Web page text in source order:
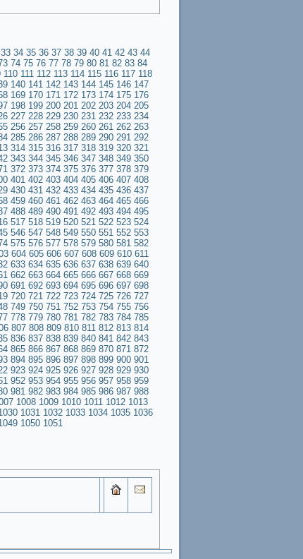
33 34 35 36 37 38 39 40 41 42 43 44
74 75 76 77 78 79 80 81 82 83 84
110 111 112 113 114 115 116 117 118
140 141 142 143 144 145 146 147
169 170 171 172 173 174 175 176
198 199 200 201 202 203 204 205
227 228 229 230 231 232 233 234
256 257 258 259 260 261 262 263
285 286 287 288 289 290 291 292
314 315 316 317 318 319 320 321
343 344 345 346 347 348 349 350
372 373 374 375 376 377 378 379
401 402 403 404 405 406 407 408
430 431 432 433 434 435 436 437
459 460 461 462 463 464 465 466
488 489 490 491 492 493 494 495
517 518 519 520 521 522 523 524
546 547 548 549 550 551 552 553
575 576 577 578 579 580 581 582
604 605 606 607 608 609 610 611
633 634 635 636 637 638 639 640
662 663 664 665 666 667 668 669
691 692 693 694 695 696 697 698
720 721 722 723 724 725 726 727
749 750 751 752 753 754 755 756
778 779 780 781 782 783 784 785
807 808 809 810 811 812 813 814
836 837 838 839 840 841 842 843
865 866 867 868 869 870 871 872
894 895 896 897 898 899 900 901
923 924 925 926 927 928 929 930
952 953 954 955 956 957 958 959
981 982 983 984 985 986 987 988
1008 1009 1010 1011 1012 1013
1031 1032 1033 1034 1035 1036
1050 1051